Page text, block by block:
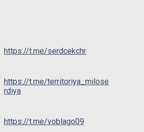
https://t.me/serdcekchr
https://t.me/territoriya_milose
rdiya
https://t.me/voblago09